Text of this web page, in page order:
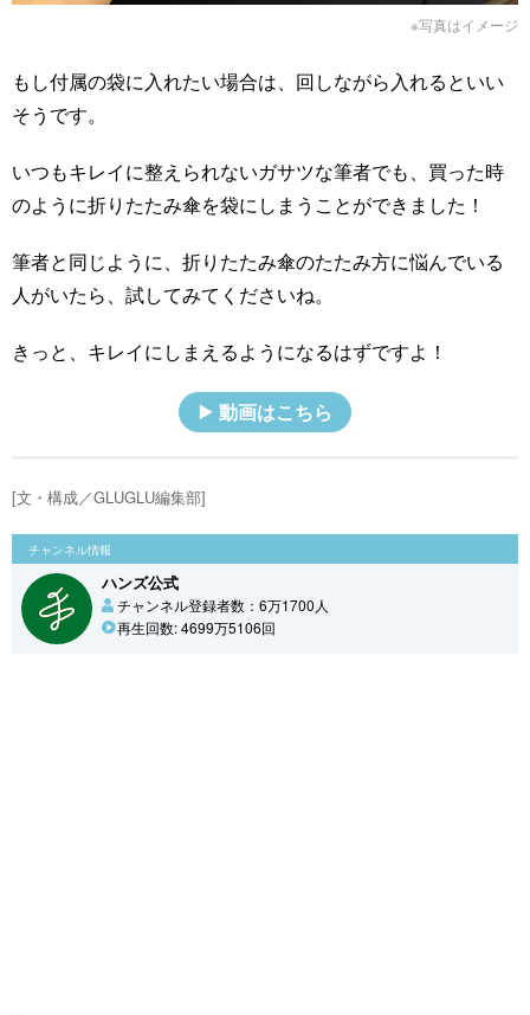
※写真はイメージ
もし付属の袋に入れたい場合は、回しながら入れるといい
そうです。
いつもキレイに整えられないガサツな筆者でも、買った時
のように折りたたみ傘を袋にしまうことができました！
筆者と同じように、折りたたみ傘のたたみ方に悩んでいる
人がいたら、試してみてくださいね。
きっと、キレイにしまえるようになるはずですよ！
動画はこちら
[文・構成／GLUGLU編集部]
チャンネル情報
ハンズ公式
チャンネル登録者数：6万1700人
再生回数: 4699万5106回